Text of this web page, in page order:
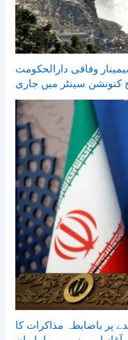
وفاقی دارالحکومت
کنونشن سینٹر میں جاری
پر باضابطہ مذاکرات کا